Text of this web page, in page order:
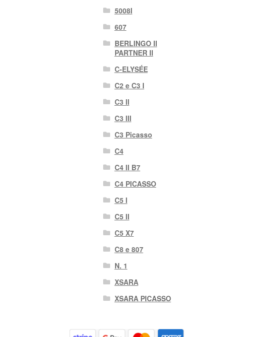
5008I
607
BERLINGO II
PARTNER II
C-ELYSÉE
C2 e C3 I
C3 II
C3 III
C3 Picasso
C4
C4 II B7
C4 PICASSO
C5 I
C5 II
C5 X7
C8 e 807
N. 1
XSARA
XSARA PICASSO